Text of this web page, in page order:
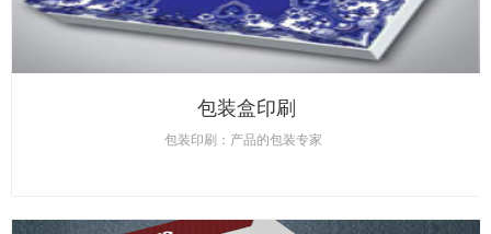
包装盒印刷
包装印刷：产品的包装专家